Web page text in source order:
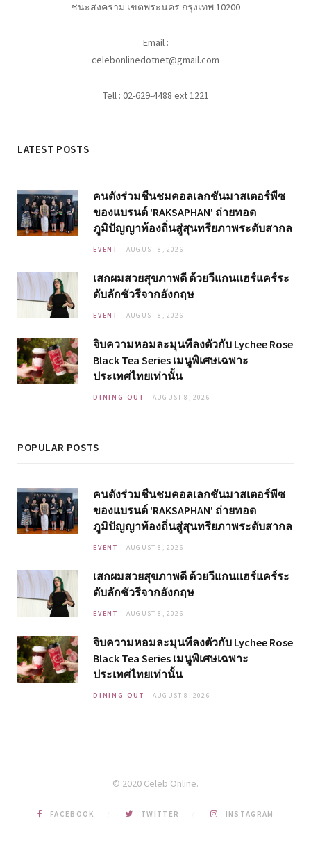
ชนะสงคราม เขตพระนคร กรุงเทพ 10200
Email :
celebonlinedotnet@gmail.com
Tell : 02-629-4488 ext 1221
LATEST POSTS
คนดังร่วมชื่นชมคอลเลกชันมาสเตอร์พีซ
ของแบรนด์ 'RAKSAPHAN' ถ่ายทอด
ภูมิปัญญาท้องถิ่นสู่สุนทรียภาพระดับสากล
EVENT AUGUST 8, 2026
เสกผมสวยสุขภาพดี ด้วยวีแกนแฮร์แคร์ระ
ดับลักชัวรีจากอังกฤษ
EVENT AUGUST 8, 2026
จิบความหอมละมุนที่ลงตัวกับ Lychee Rose
Black Tea Series เมนูพิเศษเฉพาะ
ประเทศไทยเท่านั้น
DINING OUT AUGUST 8, 2026
POPULAR POSTS
คนดังร่วมชื่นชมคอลเลกชันมาสเตอร์พีซ
ของแบรนด์ 'RAKSAPHAN' ถ่ายทอด
ภูมิปัญญาท้องถิ่นสู่สุนทรียภาพระดับสากล
EVENT AUGUST 8, 2026
เสกผมสวยสุขภาพดี ด้วยวีแกนแฮร์แคร์ระ
ดับลักชัวรีจากอังกฤษ
EVENT AUGUST 8, 2026
จิบความหอมละมุนที่ลงตัวกับ Lychee Rose
Black Tea Series เมนูพิเศษเฉพาะ
ประเทศไทยเท่านั้น
DINING OUT AUGUST 8, 2026
© 2020 Celeb Online.
FACEBOOK TWITTER INSTAGRAM